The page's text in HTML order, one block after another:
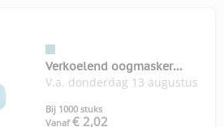
Verkoelend oogmasker
Reveyes
V.a. donderdag 13 augustus
Bij 1000 stuks
Vanaf € 2,02